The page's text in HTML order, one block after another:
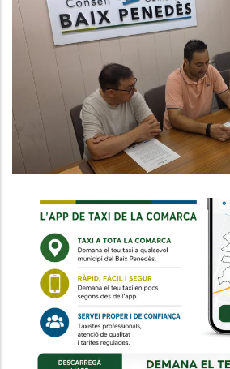
El CCBP Posa En
Programa Per Afavorir
Laboral De Persones
De
S. socials, Ocupació
Entra En
Única Del Taxi Del
Per Millorar La Mobilitat
Comarca
Altres P. econòmica,